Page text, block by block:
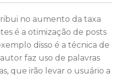
no aumento da taxa
é a otimização de posts
disso é a técnica de
faz uso de palavras
que irão levar o usuário a